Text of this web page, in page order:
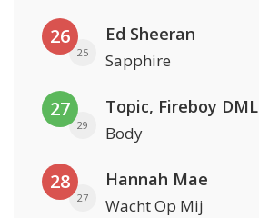
26
25
Ed Sheeran
Sapphire
27
29
Topic, Fireboy
Body
28
27
Hannah Mae
Wacht Op Mij